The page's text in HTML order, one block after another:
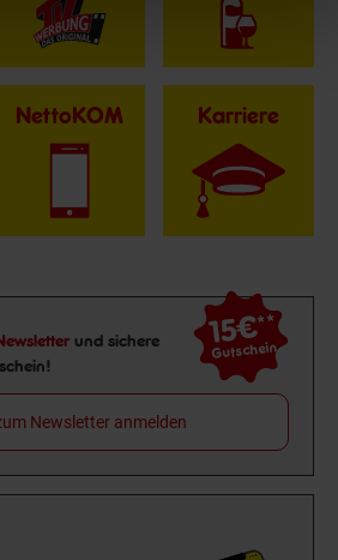
NettoKOM Karriere
und sichere
15€**
Gutschein
Newsletter anmelden